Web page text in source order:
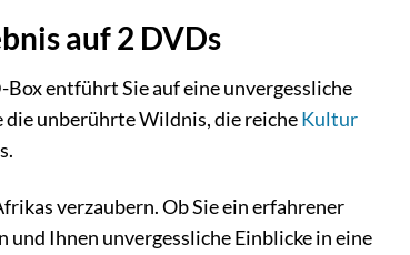
auf 2 DVDs
entführt Sie auf eine unvergessliche
die unberührte Wildnis, die reicheKultur
verzaubern. Ob Sie ein erfahrener
und Ihnen unvergessliche Einblicke in eine